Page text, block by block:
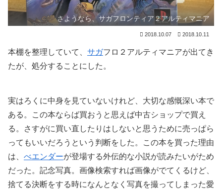
さようなら、サガフロンティア２アルティマニア
2018.10.07 2018.10.11
本棚を整理していて、 サガフロ２アルティマニアが出てき
たが、処分することにした。
実はろくに中身を見ていないけれど、大切な感慨深い本で
ある。この本ならば買おうと思えば中古ショップで買え
る。さすがに買い直したりはしないと思うために売っぱら
ってもいいだろうという判断をした。この本を買った理由
は、 べエンダーが登場する外伝的な小説が読みたいがため
だった。記念写真。画像検索すれば画像がでてくるけど、
捨てる決断をする時になんとなく写真を撮ってしまった愛